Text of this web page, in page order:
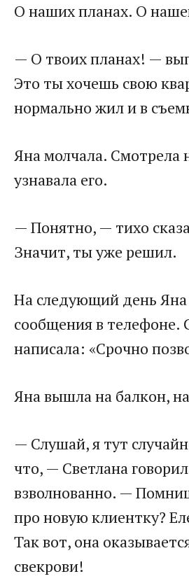
О наших планах. О
— О твоих планах! —
Это ты хочешь свою
нормально жил и в
Яна молчала. Смотрела
узнавала его.
— Понятно, — тихо
Значит, ты уже решил.
На следующий день Яна
сообщения в телефоне.
написала: «Срочно
Яна вышла на балкон,
— Слушай, я тут
что, — Светлана
взволнованно. —
про новую клиентку?
Так вот, она
свекрови!